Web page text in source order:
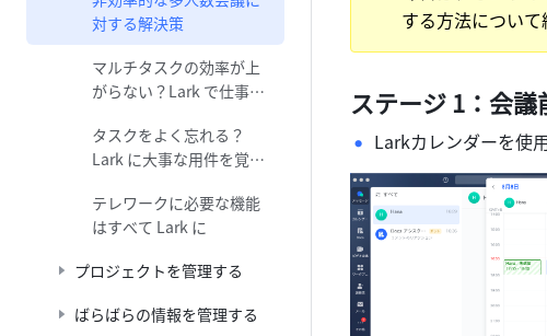
対する解決策
マルチタスクの効率が上
がらない？Lark で仕事効
タスクをよく忘れる？
Lark に大事な用件を覚え
テレワークに必要な機能
はすべて Lark に
プロジェクトを管理する
ばらばらの情報を管理する
する方法について
ステージ 1：会議
Larkカレンダーを使